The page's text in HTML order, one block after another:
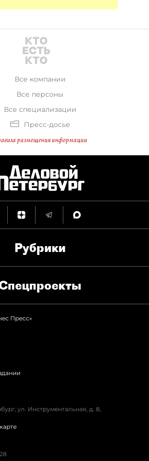
Все компании
Все персоны
Все специализации
Пресс-досье
размещения информации
Рубрики
Пресс»
ул. Инструментальная, д. 8,